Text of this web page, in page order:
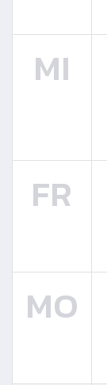
MI
FR
MO